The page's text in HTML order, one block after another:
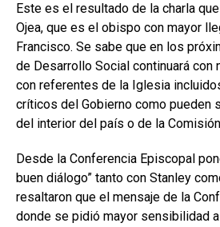
Este es el resultado de la charla
Ojea, que es el obispo con mayor
Francisco. Se sabe que en los
de Desarrollo Social continuará con
con referentes de la Iglesia
críticos del Gobierno como pueden
del interior del país o de la
Desde la Conferencia Episcopal
buen diálogo” tanto con Stanley
resaltaron que el mensaje de la
donde se pidió mayor sensibilidad